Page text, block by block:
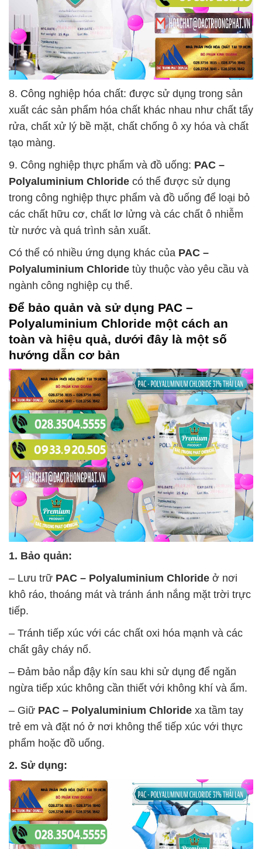
8. Công nghiệp hóa chất: được sử dụng trong sản
xuất các sản phẩm hóa chất khác nhau như chất tẩy
rửa, chất xử lý bề mặt, chất chống ô xy hóa và chất
tạo màng.
9. Công nghiệp thực phẩm và đồ uống: PAC –
Polyaluminium Chloride có thể được sử dụng
trong công nghiệp thực phẩm và đồ uống để loại bỏ
các chất hữu cơ, chất lơ lửng và các chất ô nhiễm
từ nước và quá trình sản xuất.
Có thể có nhiều ứng dụng khác của PAC –
Polyaluminium Chloride tùy thuộc vào yêu cầu và
ngành công nghiệp cụ thể.
Để bảo quản và sử dụng PAC –
Polyaluminium Chloride một cách an
toàn và hiệu quả, dưới đây là một số
hướng dẫn cơ bản
1. Bảo quản:
– Lưu trữ PAC – Polyaluminium Chloride ở nơi
khô ráo, thoáng mát và tránh ánh nắng mặt trời trực
tiếp.
– Tránh tiếp xúc với các chất oxi hóa mạnh và các
chất gây cháy nổ.
– Đảm bảo nắp đậy kín sau khi sử dụng để ngăn
ngừa tiếp xúc không cần thiết với không khí và ẩm.
– Giữ PAC – Polyaluminium Chloride xa tầm tay
trẻ em và đặt nó ở nơi không thể tiếp xúc với thực
phẩm hoặc đồ uống.
2. Sử dụng: